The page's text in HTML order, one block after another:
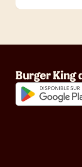
Burger King